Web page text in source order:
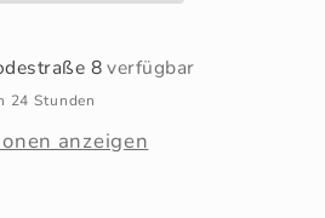
8verfügbar
24 Stunden
anzeigen